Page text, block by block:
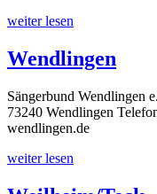
weiter lesen
Wendlingen
Sängerbund Wendlingen
73240 Wendlingen
wendlingen.de
weiter lesen